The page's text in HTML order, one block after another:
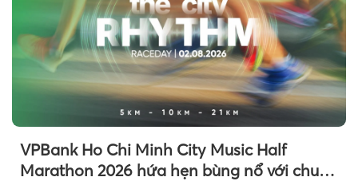
VPBank Ho Chi Minh City Music Half
Marathon 2026 hứa hẹn bùng nổ với chuỗi